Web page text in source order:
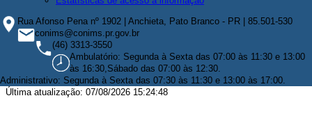
Rua Afonso Pena nº 1902 | Anchieta, Pato Branco - PR | 85.501-530
conims@conims.pr.gov.br
(46) 3313-3550
Ambulatório: Segunda à Sexta das 07:00 às 11:30 e 13:00
às 16:30,Sábado das 07:00 às 12:30.
Administrativo: Segunda à Sexta das 07:30 às 11:30 e 13:00 às 17:00.
Última atualização: 07/08/2026 15:24:48